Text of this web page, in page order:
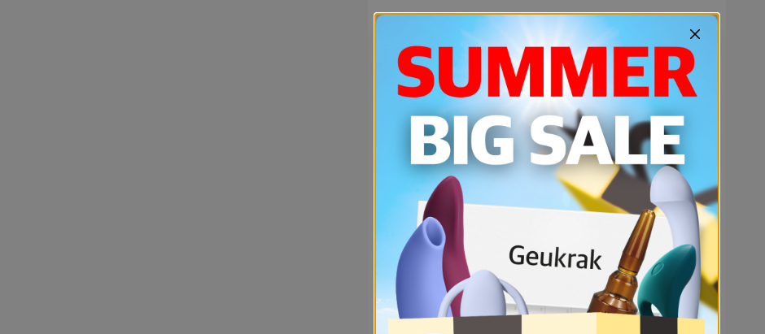
내가-오늘-알바하다가-실수를-한거같거-b4c44b30
나는-범성애자인거같은데-지금-남친-있-6a2d52a6
남친잌ㅋㅋㅋ이-어플-구멍안에-다리-들-3a685ef7
아씨-진짜-진한-키스하고-싶다-증말-8a46b485
피임약-부작용-다들-어때나는-생리-불-7ffd13ae
귀-바깥-쪽에-뭔가-났는데-이러면-이-374fe08c
혹시-관계-많이-가져도-월경-주기가-1d129ee7
남자친구-있는-자기들아-레즈-배제하는-2df12b62
엄마한테-존댓말쓰는-애인어때나-옆에있-94984630